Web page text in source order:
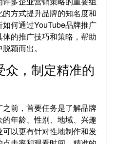
方式提升品牌的知名度和
何通过YouTube品牌推广
的推广技巧和策略，帮助
颖而出。
众，制定精准的
前，首要任务是了解品牌
年龄、性别、地域、兴趣
以更有针对性地制作和发